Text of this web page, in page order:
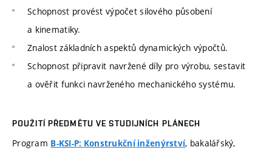
Schopnost provést výpočet silového působení
a kinematiky.
Znalost základních aspektů dynamických výpočtů.
Schopnost připravit navržené díly pro výrobu, sestavit
a ověřit funkci navrženého mechanického systému.
POUŽITÍ PŘEDMĚTU VE STUDIJNÍCH PLÁNECH
Program B-KSI-P: Konstrukční inženýrství, bakalářský,